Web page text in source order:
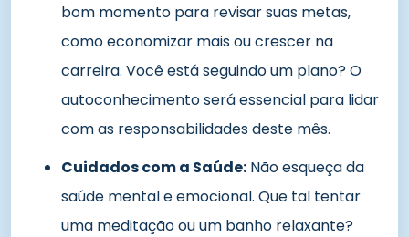
bom momento para revisar suas metas,
como economizar mais ou crescer na
carreira. Você está seguindo um plano? O
autoconhecimento será essencial para lidar
com as responsabilidades deste mês.
Cuidados com a Saúde: Não esqueça da
saúde mental e emocional. Que tal tentar
uma meditação ou um banho relaxante?